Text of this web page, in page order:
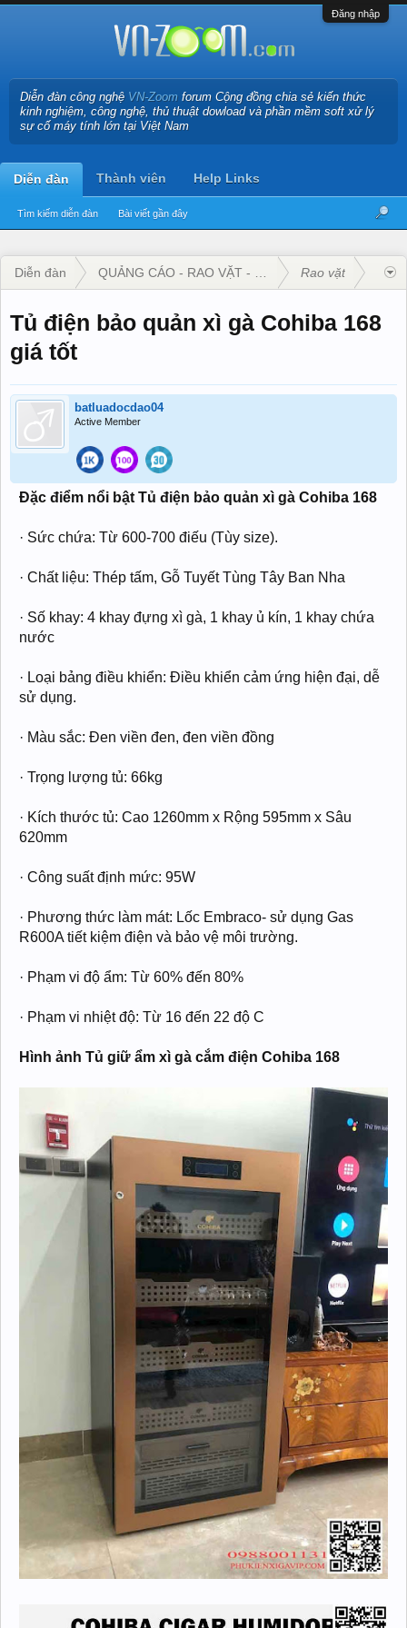
Đăng nhập
Diễn đàn công nghệ VN-Zoom forum Cộng đồng chia sẻ kiến thức
kinh nghiệm, công nghệ, thủ thuật dowload và phần mềm soft xử lý
sự cố máy tính lớn tại Việt Nam
Diễn đàn
Tìm kiếm diễn đàn Bài viết gần đây
Thành viên Help Links
Diễn đàn QUẢNG CÁO - RAO VẶT - KINH DOANH
Rao vặt
Tủ điện bảo quản xì gà Cohiba 168
giá tốt
batluadocdao04
Active Member
Đặc điểm nổi bật Tủ điện bảo quản xì gà Cohiba 168
· Sức chứa: Từ 600-700 điếu (Tùy size).
· Chất liệu: Thép tấm, Gỗ Tuyết Tùng Tây Ban Nha
· Số khay: 4 khay đựng xì gà, 1 khay ủ kín, 1 khay chứa
nước
· Loại bảng điều khiển: Điều khiển cảm ứng hiện đại, dễ
sử dụng.
· Màu sắc: Đen viền đen, đen viền đồng
· Trọng lượng tủ: 66kg
· Kích thước tủ: Cao 1260mm x Rộng 595mm x Sâu
620mm
· Công suất định mức: 95W
· Phương thức làm mát: Lốc Embraco- sử dụng Gas
R600A tiết kiệm điện và bảo vệ môi trường.
· Phạm vi độ ẩm: Từ 60% đến 80%
· Phạm vi nhiệt độ: Từ 16 đến 22 độ C
Hình ảnh Tủ giữ ẩm xì gà cắm điện Cohiba 168